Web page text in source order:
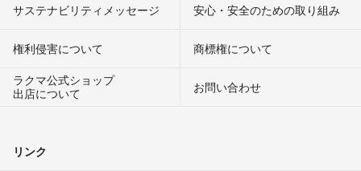
サステナビリティメッセージ 安心・安全のための取り組み
権利侵害について
商標権について
ラクマ公式ショップ
出店について
お問い合わせ
リンク